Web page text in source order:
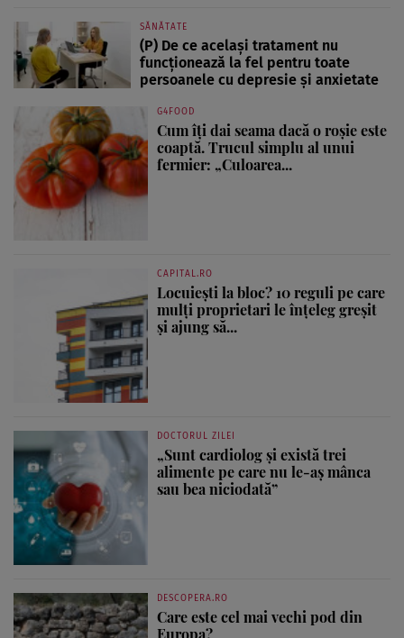
SĂNĂTATE
(P) De ce același tratament nu
funcționează la fel pentru toate
persoanele cu depresie și anxietate
G4FOOD
Cum îți dai seama dacă o roșie este
coaptă. Trucul simplu al unui
fermier: „Culoarea...
CAPITAL.RO
Locuiești la bloc? 10 reguli pe care
mulți proprietari le înțeleg greșit
și ajung să...
DOCTORUL ZILEI
„Sunt cardiolog și există trei
alimente pe care nu le-aș mânca
sau bea niciodată”
DESCOPERA.RO
Care este cel mai vechi pod din
Europa?